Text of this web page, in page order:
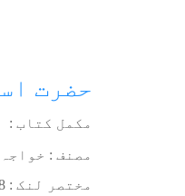
حضرت
مکمل کتاب :
مصنف :
مختصر لنک :